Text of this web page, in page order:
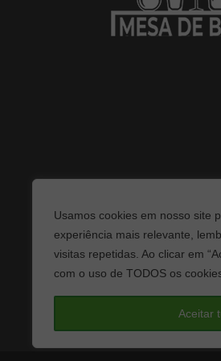
Usamos cookies em nosso site
experiência mais relevante,
visitas repetidas. Ao clicar em
com o uso de TODOS os
Aceitar